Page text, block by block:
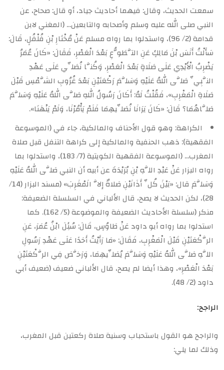
سمعت الحديث، وقال: فيهما أحاديث جياد، أو قال: صحاح، عن
النبي صلى الله عليه وسلم وأصحابه والتابعين… (المغني لابن
قدامة (2/ 96)، واستدلوا بما رواه مسلم عَنْ مُخْتَارِ بْنِ فُلْفُلٍ، قَالَ:
سَأَلْتُ أَنَسَ بْنَ مَالِكٍ عَنِ التَّطَوُّعِ بَعْدَ الْعَصْرِ، فَقَالَ: «كَانَ عُمَرُ
يَضْرِبُ الْأَيْدِي عَلَى صَلَاةٍ بَعْدَ الْعَصْرِ، وَكُنَّا نُصَلِّي عَلَى عَهْدِ
النَّبِيِّ صَلَّى اللهُ عَلَيْهِ وَسَلَّمَ رَكْعَتَيْنِ بَعْدَ غُرُوبِ الشَّمْسِ قَبْلَ
صَلَاةِ الْمَغْرِبِ»، فَقُلْتُ لَهُ: أَكَانَ رَسُولُ اللهِ صَلَّى اللهُ عَلَيْهِ وَسَلَّمَ
صَلَّاهُمَا؟ قَالَ: «كَانَ يَرَانَا نُصَلِّيهِمَا فَلَمْ يَأْمُرْنَا، وَلَمْ يَنْهَنَا».
الكراهة: وهو قول الأحناف والمالكية، جاء في (الموسوعة
الفقهية): ذهب الحنفية والمالكية إلى كراهة التنفل قبل صلاة
المغرب… (الموسوعة الفقهية الكويتية (7/ 183)، واستدلوا بما
رواه البزار عَنْ عَبْدِ اللَّهِ بْنِ بُرَيْدَةَ عن أبيه أن النبي صَلَّى اللهُ عَلَيْهِ
وَسَلَّمَ قال: «بَيْنَ كُلِّ أَذَانَيْنِ صَلاةٌ إلاَّ الَمْغَرِبَ» (مسند البزار (14/
28)، لكن الحديث لا يصح، قال الألباني في السلسلة الضعيفة:
منكر (سلسلة الأحاديث الضعيفة والموضوعة (5/ 162). كما
استدلوا بما رواه أبو داود عَنْ طَاوُسٍ، قَالَ: سُئِلَ ابْنُ عُمَرَ، عَنِ
الرَّكْعَتَيْنِ قَبْلَ الْمَغْرِبِ، فَقَالَ: «مَا رَأَيْتُ أَحَدًا عَلَى عَهْدِ رَسُولِ
اللَّهِ صَلَّى اللهُ عَلَيْهِ وَسَلَّمَ يُصَلِّيهِمَا، وَرَخَّصَ فِي الرَّكْعَتَيْنِ
بَعْدَ الْعَصْرِ»، وهذا أيضا لم يصح، قال الألباني ضعيف (ضعيف أبي
داود (2/ 48).
الراجح:
والراجح هو القول باستحباب وسنية صلاة ركعتين قبل المغرب،
وذلك لما يلي: